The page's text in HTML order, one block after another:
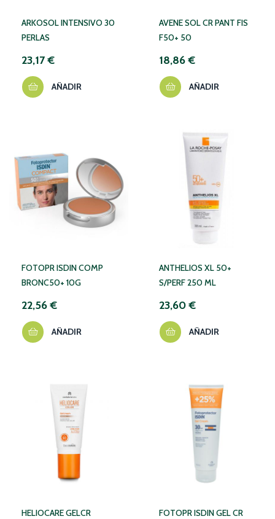
ARKOSOL INTENSIVO 30
PERLAS
23,17 €
AÑADIR
AVENE SOL CR PANT FIS
F50+ 50
18,86 €
AÑADIR
FOTOPR ISDIN COMP
BRONC50+ 10G
22,56 €
AÑADIR
ANTHELIOS XL 50+
S/PERF 250 ML
23,60 €
AÑADIR
HELIOCARE GELCR
FOTOPR ISDIN GEL CR